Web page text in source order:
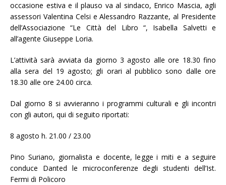
occasione estiva e il plauso va al sindaco, Enrico Mascia, agli
assessori Valentina Celsi e Alessandro Razzante, al Presidente
dell’Associazione “Le Città del Libro “, Isabella Salvetti e
all’agente Giuseppe Loria.
L’attività sarà avviata da giorno 3 agosto alle ore 18.30 fino
alla sera del 19 agosto; gli orari al pubblico sono dalle ore
18.30 alle ore 24.00 circa.
Dal giorno 8 si avvieranno i programmi culturali e gli incontri
con gli autori, qui di seguito riportati:
8 agosto h. 21.00 / 23.00
Pino Suriano, giornalista e docente, legge i miti e a seguire
conduce Danted le microconferenze degli studenti dell’Ist.
Fermi di Policoro